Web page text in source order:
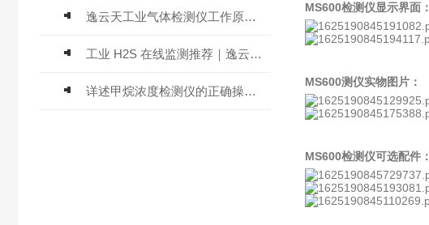
逸云天工业气体检测仪工作原理与选型标准详解
工业 H2S 在线监测推荐｜逸云天 MIC-600-H2S 固定式硫化氢检测仪评测
详述甲烷浓度检测仪的正确操作使用方法
MS600检测仪显示界面：
MS600测仪实物图片：
MS600检测仪可选配件：